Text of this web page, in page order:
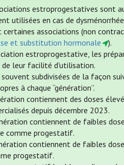
estroprogestatives sont
utilisées en cas de
certaines associations (non
et substitution hormonale
).
estroprogestative, les
de leur facilité d'utilisation.
subdivisées de la façon
à chaque “génération”.
contiennent des doses
depuis décembre 2023.
contiennent de faibles
comme progestatif.
contiennent de faibles
progestatif.